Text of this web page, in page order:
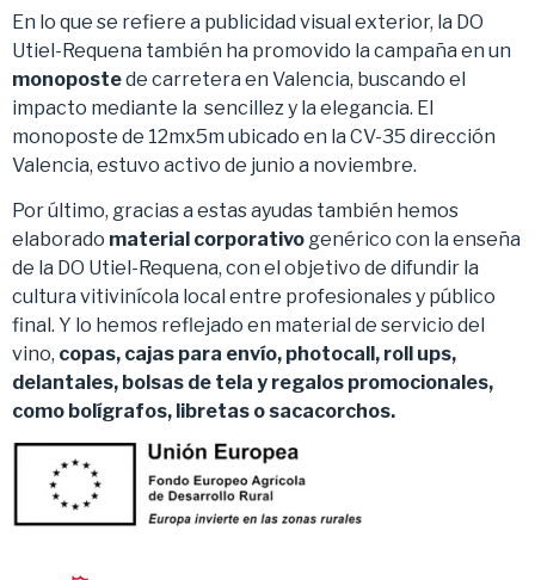
En lo que se refiere a publicidad visual exterior, la DO
Utiel-Requena también ha promovido la campaña en un
monopostede carretera en Valencia, buscando el
impacto mediante la sencillez y la elegancia. El
monoposte de 12mx5m ubicado en la CV-35 dirección
Valencia, estuvo activo de junio a noviembre.
Por último, gracias a estas ayudas también hemos
elaborado material corporativo genérico con la enseña
de la DO Utiel-Requena, con el objetivo de difundir la
cultura vitivinícola local entre profesionales y público
final. Y lo hemos reflejado en material de servicio del
vino, copas, cajas para envío, photocall, roll ups,
delantales, bolsas de tela y regalos promocionales,
como bolígrafos, libretas o sacacorchos.